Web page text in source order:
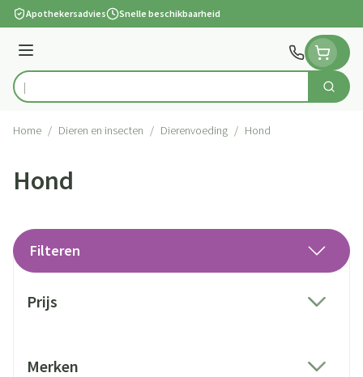
Ga naar de inhoud
Apothekersadvies Snelle beschikbaarheid
Menu
Product, merk, categorie... Zoek
Home / Dieren en insecten / Dierenvoeding / Hond
Hond
Filteren
Prijs
Merken